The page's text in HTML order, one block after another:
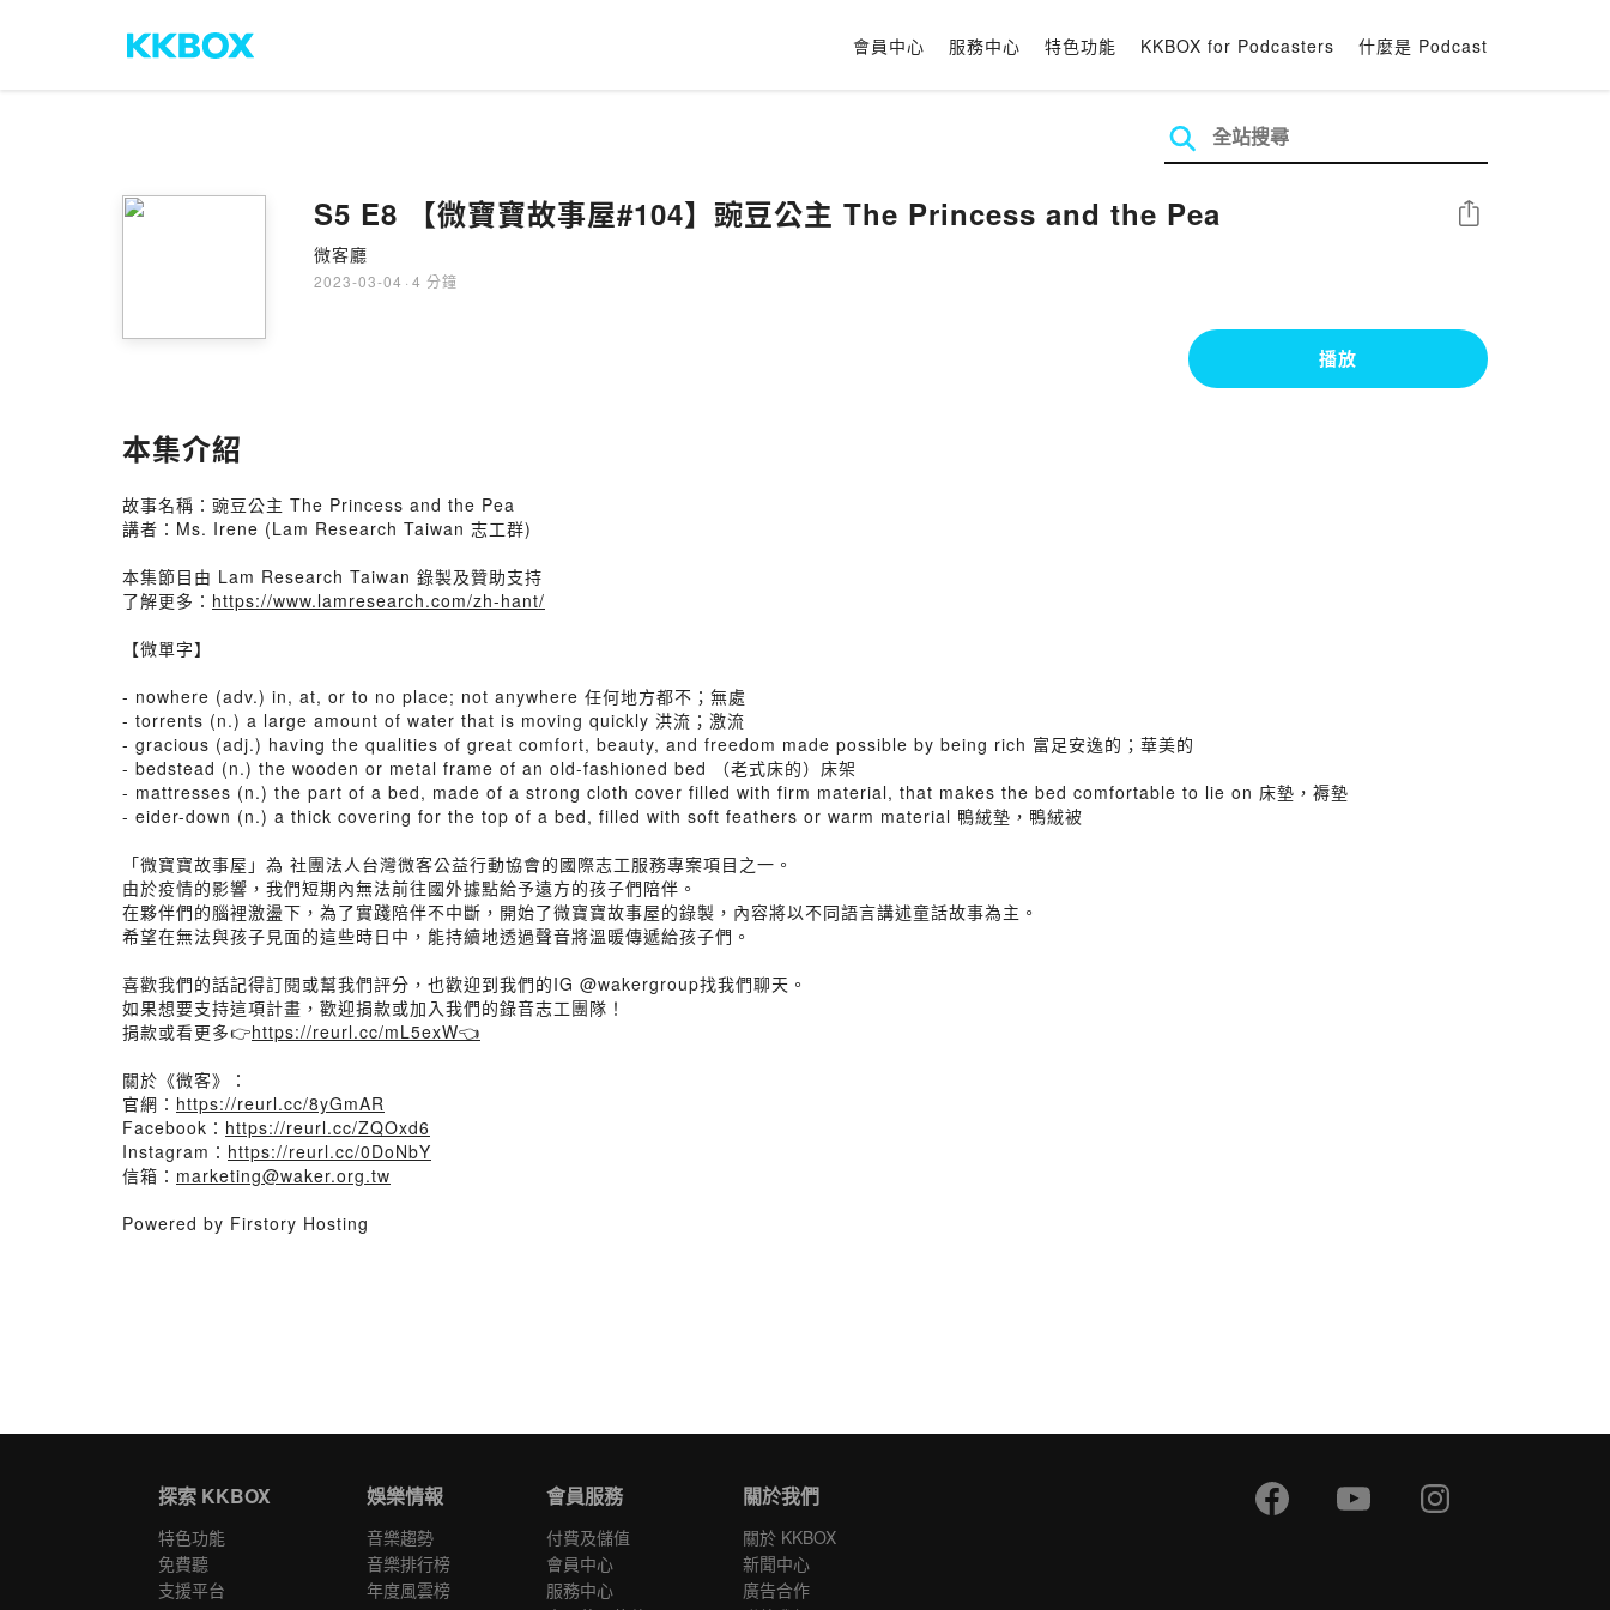
會員中心 服務中心 特色功能 KKBOX for Podcasters 什麼是 Podcast
S5 E8 【微寶寶故事屋#104】豌豆公主 The Princess and the Pea
微客廳
2023-03-04 · 4 分鐘
分享
播放
本集介紹
故事名稱：豌豆公主 The Princess and the Pea
講者：Ms. Irene (Lam Research Taiwan 志工群)
本集節目由 Lam Research Taiwan 錄製及贊助支持
了解更多： https://www.lamresearch.com/zh-hant/
【微單字】
- nowhere (adv.) in, at, or to no place; not anywhere 任何地方都不；無處
- torrents (n.) a large amount of water that is moving quickly 洪流；激流
- gracious (adj.) having the qualities of great comfort, beauty, and freedom made possible by being rich 富足安逸的；華美的
- bedstead (n.) the wooden or metal frame of an old-fashioned bed （老式床的）床架
- mattresses (n.) the part of a bed, made of a strong cloth cover filled with firm material, that makes the bed comfortable to lie on 床墊，褥墊
- eider-down (n.) a thick covering for the top of a bed, filled with soft feathers or warm material 鴨絨墊，鴨絨被
「微寶寶故事屋」為 社團法人台灣微客公益行動協會的國際志工服務專案項目之一。
由於疫情的影響，我們短期內無法前往國外據點給予遠方的孩子們陪伴。
在夥伴們的腦裡激盪下，為了實踐陪伴不中斷，開始了微寶寶故事屋的錄製，內容將以不同語言講述童話故事為主。
希望在無法與孩子見面的這些時日中，能持續地透過聲音將溫暖傳遞給孩子們。
喜歡我們的話記得訂閱或幫我們評分，也歡迎到我們的IG @wakergroup找我們聊天。
如果想要支持這項計畫，歡迎捐款或加入我們的錄音志工團隊！
捐款或看更多👉https://reurl.cc/mL5exW👈
關於《微客》：
官網： https://reurl.cc/8yGmAR
Facebook： https://reurl.cc/ZQOxd6
Instagram： https://reurl.cc/0DoNbY
信箱： marketing@waker.org.tw
Powered by Firstory Hosting
探索 KKBOX
特色功能
免費聽
支援平台
娛樂情報
音樂趨勢
音樂排行榜
年度風雲榜
會員服務
付費及儲值
會員中心
服務中心
關於我們
關於 KKBOX
新聞中心
廣告合作